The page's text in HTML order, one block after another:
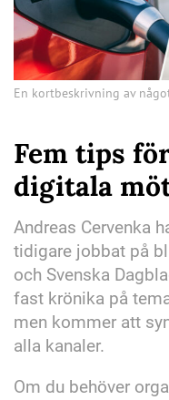
En kortbeskrivning av
Fem tips
digitala
Andreas Cervenka
tidigare jobbat på
och Svenska
fast krönika på
men kommer att
alla kanaler.
Om du behöver